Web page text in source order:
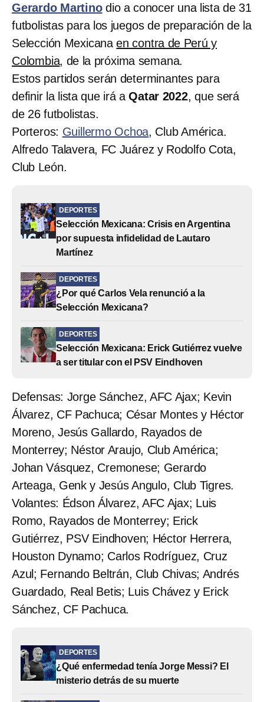
Gerardo Martinodio a conocer una lista de 31
futbolistas para los juegos de preparación de la
Selección Mexicanaen contra de Perú y
Colombia, de la próxima semana.
Estos partidos serán determinantes para
definir la lista que irá aQatar 2022, que será
de 26 futbolistas.
Porteros: Guillermo Ochoa, Club América.
Alfredo Talavera, FC Juárez y Rodolfo Cota,
Club León.
DEPORTES
Selección Mexicana: Crisis en Argentina
por supuesta infidelidad de Lautaro
Martínez
DEPORTES
¿Por qué Carlos Vela renunció a la
Selección Mexicana?
DEPORTES
Selección Mexicana: Erick Gutiérrez vuelve
a ser titular con el PSV Eindhoven
Defensas: Jorge Sánchez, AFC Ajax; Kevin
Álvarez, CF Pachuca; César Montes y Héctor
Moreno, Jesús Gallardo, Rayados de
Monterrey; Néstor Araujo, Club América;
Johan Vásquez, Cremonese; Gerardo
Arteaga, Genk y Jesús Angulo, Club Tigres.
Volantes: Édson Álvarez, AFC Ajax; Luis
Romo, Rayados de Monterrey; Erick
Gutiérrez, PSV Eindhoven; Héctor Herrera,
Houston Dynamo; Carlos Rodríguez, Cruz
Azul; Fernando Beltrán, Club Chivas; Andrés
Guardado, Real Betis; Luis Chávez y Erick
Sánchez, CF Pachuca.
DEPORTES
¿Qué enfermedad tenía Jorge Messi? El
misterio detrás de su muerte